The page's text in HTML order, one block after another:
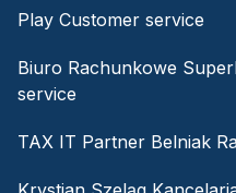
Play Customer service
Biuro Rachunkowe
service
TAX IT Partner Belniak